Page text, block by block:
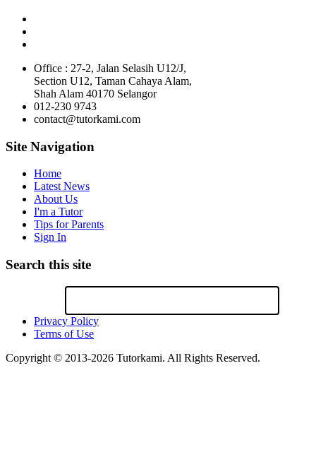
Office : 27-2, Jalan Selasih U12/J,
Section U12, Taman Cahaya Alam,
Shah Alam 40170 Selangor
012-230 9743
contact@tutorkami.com
Site Navigation
Home
Latest News
About Us
I'm a Tutor
Tips for Parents
Sign In
Search this site
Privacy Policy
Terms of Use
Copyright © 2013-2026 Tutorkami. All Rights Reserved.